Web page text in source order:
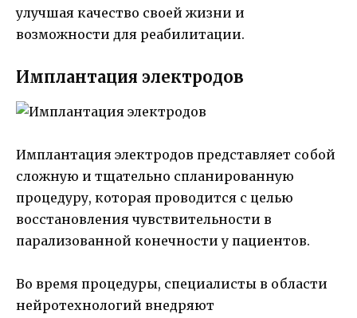
улучшая качество своей жизни и
возможности для реабилитации.
Имплантация электродов
Имплантация электродов представляет собой
сложную и тщательно спланированную
процедуру, которая проводится с целью
восстановления чувствительности в
парализованной конечности у пациентов.
Во время процедуры, специалисты в области
нейротехнологий внедряют